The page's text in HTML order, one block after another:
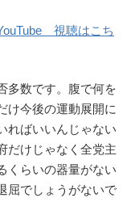
視聴はこち
多数です。腹で何を
け今後の運動展開に
ればいいんじゃない
だけじゃなく全党主
くらいの器量がない
屈でしょうがないで